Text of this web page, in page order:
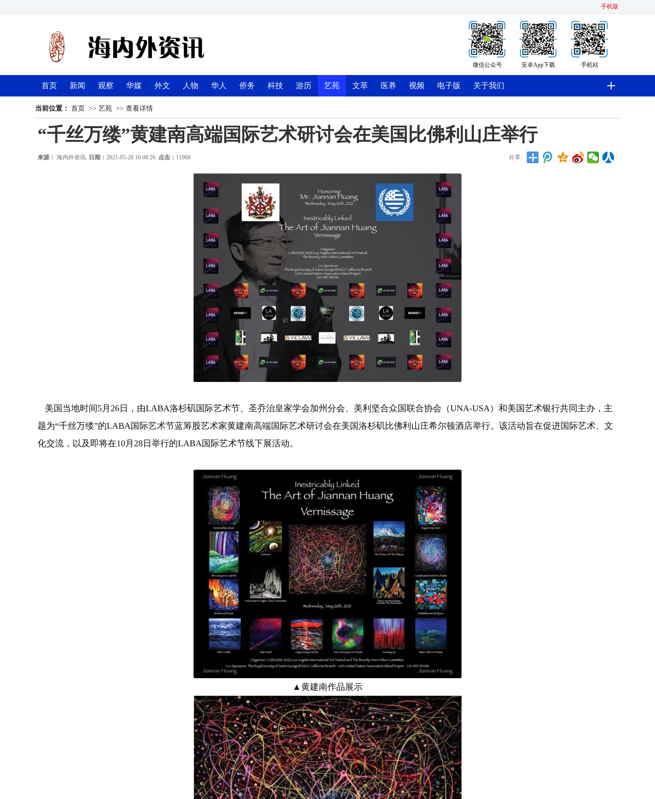
手机版
手机站
安卓App下载
微信公众号
首页 新闻 观察 华媒 外文 人物 华人 侨务 科技 游历 艺苑 文萃 医养 视频 电子版 关于我们
当前位置： 首页 >> 艺苑 >> 查看详情
“千丝万缕”黄建南高端国际艺术研讨会在美国比佛利山庄举行
来源： 海内外资讯 日期： 2021-05-28 16:08:26 点击： 11968 分享:
美国当地时间5月26日，由LABA洛杉矶国际艺术节、圣乔治皇家学会加州分会、美利坚合众国联合协会（UNA-USA）和美国艺术银行共同主办，主
题为“千丝万缕”的LABA国际艺术节蓝筹股艺术家黄建南高端国际艺术研讨会在美国洛杉矶比佛利山庄希尔顿酒店举行。该活动旨在促进国际艺术、文
化交流，以及即将在10月28日举行的LABA国际艺术节线下展活动。
▲黄建南作品展示